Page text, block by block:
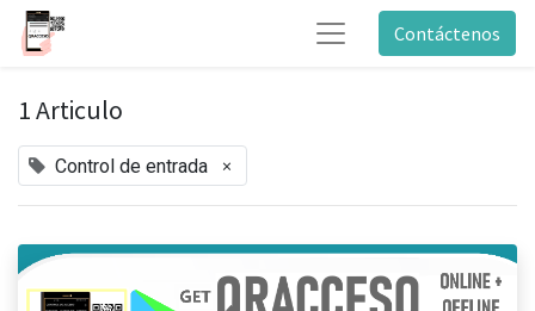
Contáctenos
1 Articulo
Control de entrada ×